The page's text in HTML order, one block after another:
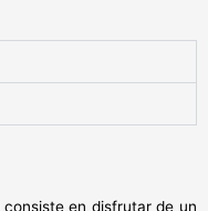
consiste en disfrutar de un